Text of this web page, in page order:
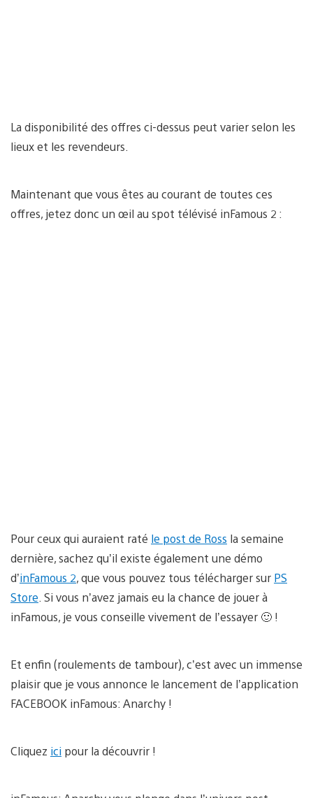
La disponibilité des offres ci-dessus peut varier selon les
lieux et les revendeurs.
Maintenant que vous êtes au courant de toutes ces
offres, jetez donc un œil au spot télévisé inFamous 2 :
Pour ceux qui auraient raté le post de Ross la semaine
dernière, sachez qu’il existe également une démo
d’inFamous 2, que vous pouvez tous télécharger sur PS
Store . Si vous n’avez jamais eu la chance de jouer à
inFamous, je vous conseille vivement de l’essayer 🙂 !
Et enfin (roulements de tambour), c’est avec un immense
plaisir que je vous annonce le lancement de l’application
FACEBOOK inFamous: Anarchy !
Cliquez ici pour la découvrir !